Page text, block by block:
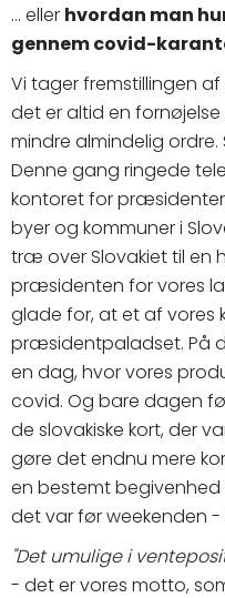
... eller hvordan man
gennem covid-
Vi tager fremstillingen
det er altid en
mindre almindelig ordre.
Denne gang ringede
kontoret for
byer og kommuner i
træ over Slovakiet til en
præsidenten for vores
glade for, at et af vores
præsidentpaladset. På
en dag, hvor vores
covid. Og bare dagen
de slovakiske kort, der
gøre det endnu mere
en bestemt
det var før weekenden -
"Det umulige i
- det er vores motto,